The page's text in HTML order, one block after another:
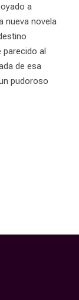
a
nueva novela
al
de esa
pudoroso